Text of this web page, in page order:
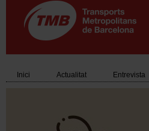
Main
Inici Actualitat Entrevista